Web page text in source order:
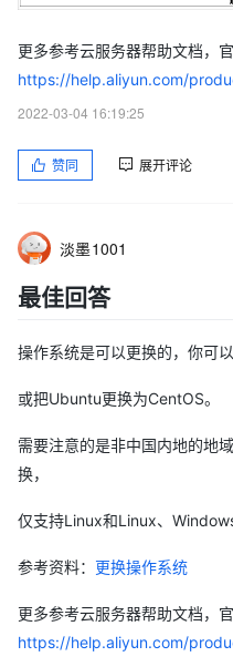
更多参考云服务器帮助文档，官
https://help.aliyun.com/
2022-03-04 16:19:25
赞同 展开评论
淡墨1001
最佳回答
操作系统是可以更换的，你可
或把Ubuntu更换为CentOS。
需要注意的是非中国内地的地
换，
仅支持Linux和Linux、
参考资料： 更换操作系统
更多参考云服务器帮助文档，官
https://help.aliyun.com/